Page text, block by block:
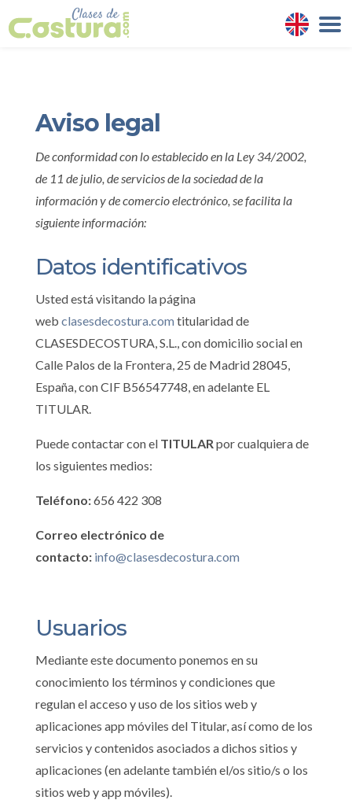
Aviso legal
De conformidad con lo establecido en la Ley 34/2002,
de 11 de julio, de servicios de la sociedad de la
información y de comercio electrónico, se facilita la
siguiente información:
Datos identificativos
Usted está visitando la página
web clasesdecostura.com titularidad de
CLASESDECOSTURA, S.L., con domicilio social en
Calle Palos de la Frontera, 25 de Madrid 28045,
España, con CIF B56547748, en adelante EL
TITULAR.
Puede contactar con el TITULAR por cualquiera de
los siguientes medios:
Teléfono:656 422 308
Correo electrónico de
contacto: info@clasesdecostura.com
Usuarios
Mediante este documento ponemos en su
conocimiento los términos y condiciones que
regulan el acceso y uso de los sitios web y
aplicaciones app móviles del Titular, así como de los
servicios y contenidos asociados a dichos sitios y
aplicaciones (en adelante también el/os sitio/s o los
sitios web y app móviles).